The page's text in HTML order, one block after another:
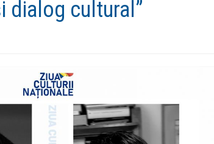
dialog cultural”